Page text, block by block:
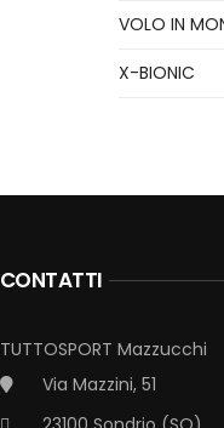
VOLO IN
X-BIONIC
CONTATTI
TUTTOSPORT Mazzucchi
Via Mazzini, 51